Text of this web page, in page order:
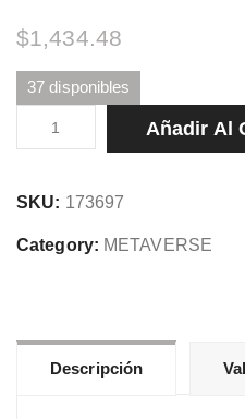
$1,434.48
37 disponibles
ROLLO
PAPEL
METAVERSE
MV400-
Añadir Al
SKU: 173697
Category: METAVERSE
Descripción